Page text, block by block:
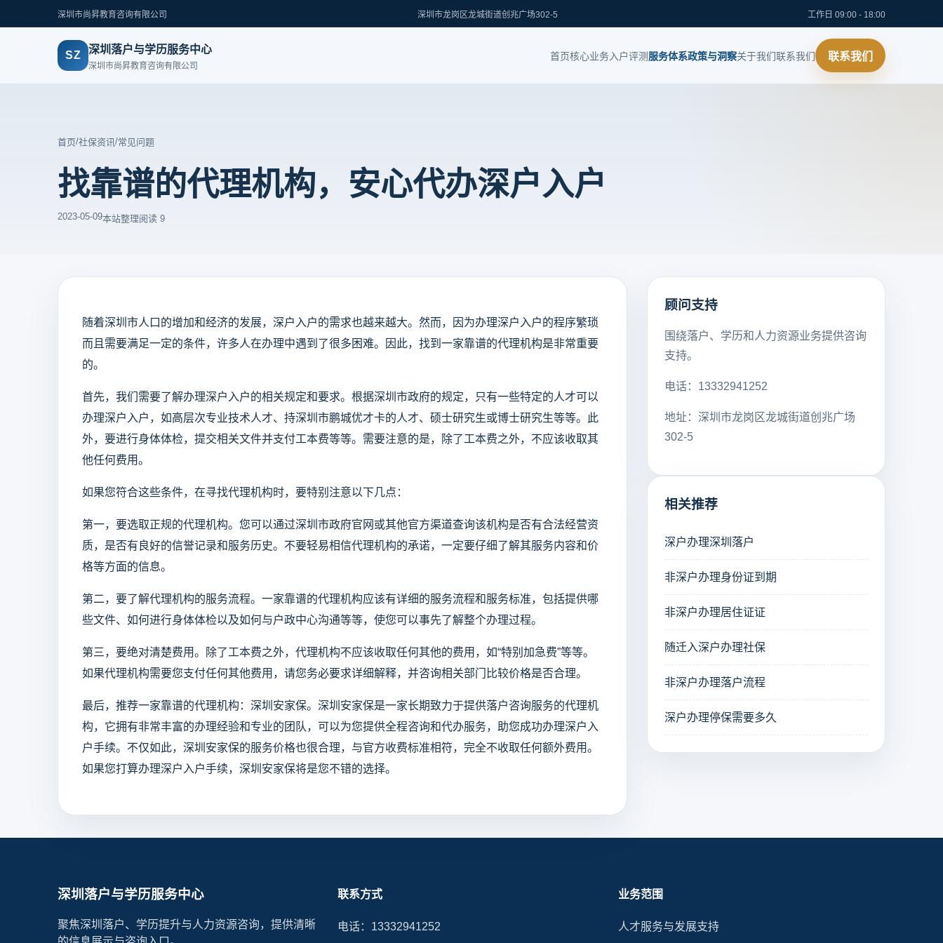
深圳市尚昇教育咨询有限公司 深圳市龙岗区龙城街道创兆广场302-5 工作日 09:00 - 18:00
SZ 深圳落户与学历服务中心
深圳市尚昇教育咨询有限公司
首页核心业务入户评测 服务体系政策与洞察关于我们联系我们 联系我们
首页/社保资讯/常见问题
找靠谱的代理机构，安心代办深户入户
2023-05-09本站整理阅读 9
随着深圳市人口的增加和经济的发展，深户入户的需求也越来越大。然而，因为办理深户入户的程序繁琐
而且需要满足一定的条件，许多人在办理中遇到了很多困难。因此，找到一家靠谱的代理机构是非常重要
的。
首先，我们需要了解办理深户入户的相关规定和要求。根据深圳市政府的规定，只有一些特定的人才可以
办理深户入户，如高层次专业技术人才、持深圳市鹏城优才卡的人才、硕士研究生或博士研究生等等。此
外，要进行身体体检，提交相关文件并支付工本费等等。需要注意的是，除了工本费之外，不应该收取其
他任何费用。
如果您符合这些条件，在寻找代理机构时，要特别注意以下几点：
第一，要选取正规的代理机构。您可以通过深圳市政府官网或其他官方渠道查询该机构是否有合法经营资
质，是否有良好的信誉记录和服务历史。不要轻易相信代理机构的承诺，一定要仔细了解其服务内容和价
格等方面的信息。
第二，要了解代理机构的服务流程。一家靠谱的代理机构应该有详细的服务流程和服务标准，包括提供哪
些文件、如何进行身体体检以及如何与户政中心沟通等等，使您可以事先了解整个办理过程。
第三，要绝对清楚费用。除了工本费之外，代理机构不应该收取任何其他的费用，如“特别加急费”等等。
如果代理机构需要您支付任何其他费用，请您务必要求详细解释，并咨询相关部门比较价格是否合理。
最后，推荐一家靠谱的代理机构：深圳安家保。深圳安家保是一家长期致力于提供落户咨询服务的代理机
构，它拥有非常丰富的办理经验和专业的团队，可以为您提供全程咨询和代办服务，助您成功办理深户入
户手续。不仅如此，深圳安家保的服务价格也很合理，与官方收费标准相符，完全不收取任何额外费用。
如果您打算办理深户入户手续，深圳安家保将是您不错的选择。
顾问支持
围绕落户、学历和人力资源业务提供咨询
支持。
电话：13332941252
地址：深圳市龙岗区龙城街道创兆广场
302-5
相关推荐
深户办理深圳落户
非深户办理身份证到期
非深户办理居住证证
随迁入深户办理社保
非深户办理落户流程
深户办理停保需要多久
深圳落户与学历服务中心
聚焦深圳落户、学历提升与人力资源咨询，提供清晰
联系方式
电话：13332941252
业务范围
人才服务与发展支持